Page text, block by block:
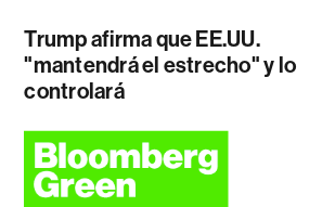
Trump afirma que EE.UU.
"mantendrá el estrecho" y lo
controlará